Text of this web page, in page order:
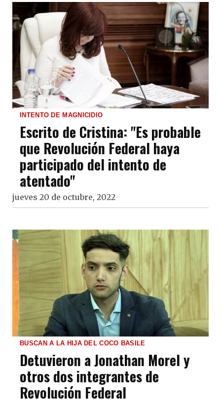
INTENTO DE MAGNICIDIO
Escrito de Cristina: "Es probable
que Revolución Federal haya
participado del intento de
atentado"
jueves 20 de octubre, 2022
BUSCAN A LA HIJA DEL COCO BASILE
Detuvieron a Jonathan Morel y
otros dos integrantes de
Revolución Federal